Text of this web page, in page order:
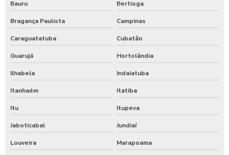
Bauru Bertioga
Bragança Paulista Campinas
Caraguatatuba Cubatão
Guarujá Hortolândia
Ilhabela Indaiatuba
Itanhaém Itatiba
Itu Itupeva
Jaboticabal Jundiaí
Louveira Marapoama